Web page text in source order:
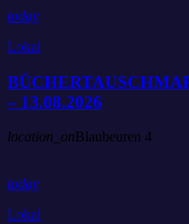
today
Lokal
– 13.08.2026
location_on Blaubeuren 4
today
Lokal